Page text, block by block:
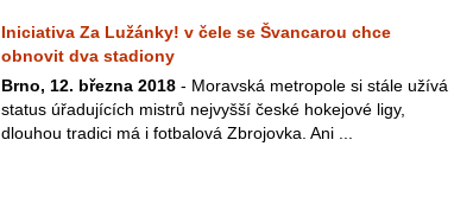
Iniciativa Za Lužánky! v čele se Švancarou chce
obnovit dva stadiony
Brno, 12. března 2018 - Moravská metropole si stále užívá
status úřadujících mistrů nejvyšší české hokejové ligy,
dlouhou tradici má i fotbalová Zbrojovka. Ani ...